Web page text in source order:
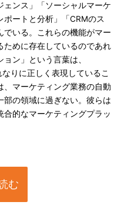
ェンス」「ソーシャルマーケ
ートと分析」「CRMのス
でいる。これらの機能がマー
ために存在しているのであれ
ン」という言葉は、
りに正しく表現しているこ
、マーケティング業務の自動
の領域に過ぎない。彼らは
合的なマーケティングプラッ
む